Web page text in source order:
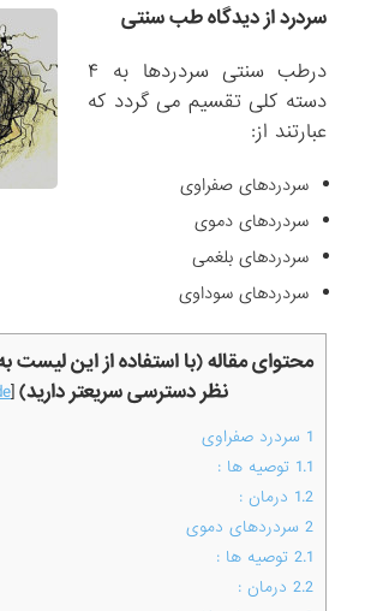
سردرد از دیدگاه طب سنتی
درطب سنتی سردردها به ۴
دسته کلی تقسیم می گردد که
عبارتند از:
سردردهای صفراوی
سردردهای دموی
سردردهای بلغمی
سردردهای سوداوی
محتوای مقاله (با استفاده از این لیست
نظر دسترسی سریعتر دارید)[
1 سردرد صفراوی
1.1 توصیه ها :
1.2 درمان :
2 سردردهای دموی
2.1 توصیه ها :
2.2 درمان :